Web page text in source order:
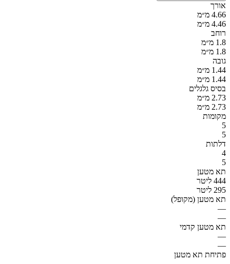
אורך
4.66 מ״מ
4.46 מ״מ
רוחב
1.8 מ״מ
1.8 מ״מ
גובה
1.44 מ״מ
1.44 מ״מ
בסיס גלגלים
2.73 מ״מ
2.73 מ״מ
מקומות
5
5
דלתות
4
5
תא מטען
444 ליטר
295 ליטר
תא מטען (מקופל)
—
—
תא מטען קדמי
—
—
פתיחת תא מטען